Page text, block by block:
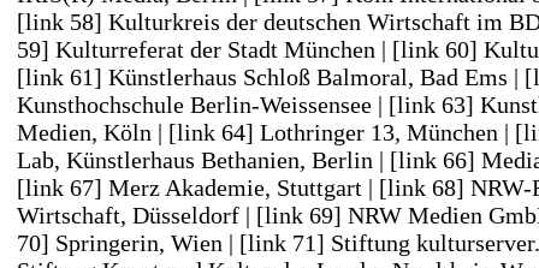
[link 58] Kulturkreis der deutschen Wirtschaft im
59] Kulturreferat der Stadt München | [link 60]
[link 61] Künstlerhaus Schloß Balmoral, Bad Ems |
Kunsthochschule Berlin-Weissensee | [link 63]
Medien, Köln | [link 64] Lothringer 13, München |
Lab, Künstlerhaus Bethanien, Berlin | [link 66]
[link 67] Merz Akademie, Stuttgart | [link 68] NRW-
Wirtschaft, Düsseldorf | [link 69] NRW Medien
70] Springerin, Wien | [link 71] Stiftung